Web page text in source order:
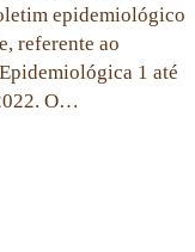
epidemiológico
referente ao
1 até
O…